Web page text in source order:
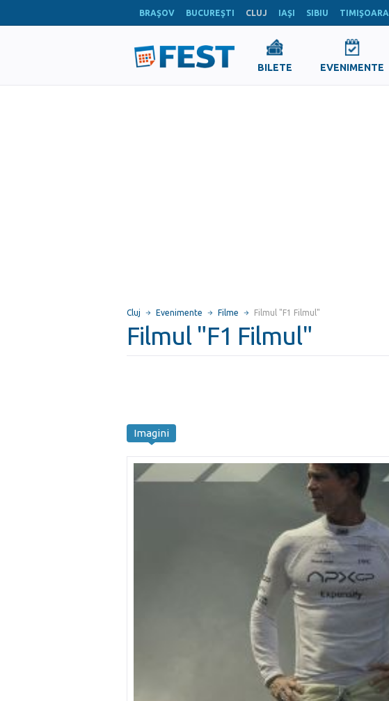
BRAŞOV BUCUREŞTI CLUJ IAŞI SIBIU TIMIŞOARA
BILETE EVENIMENTE
Cluj Evenimente Filme Filmul "F1 Filmul"
Filmul "F1 Filmul"
Imagini